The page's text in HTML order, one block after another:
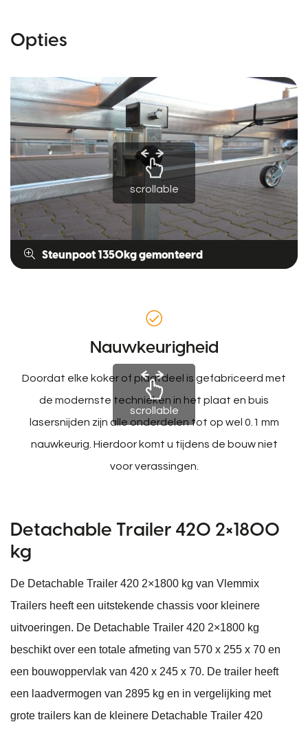
Opties
Steunpoot 1350kg gemonteerd
scrollable
Nauwkeurigheid
Doordat elke koker of plaatdeel is gefabriceerd met
de modernste technieken in het plaat en buis
lasersnijden zijn alle onderdelen tot op wel 0.1 mm
nauwkeurig. Hierdoor komt u tijdens de bouw niet
voor verassingen.
scrollable
Detachable Trailer 420 2×1800
kg
De Detachable Trailer 420 2×1800 kg van Vlemmix
Trailers heeft een uitstekende chassis voor kleinere
uitvoeringen. De Detachable Trailer 420 2×1800 kg
beschikt over een totale afmeting van 570 x 255 x 70 en
een bouwoppervlak van 420 x 245 x 70. De trailer heeft
een laadvermogen van 2895 kg en in vergelijking met
grote trailers kan de kleinere Detachable Trailer 420